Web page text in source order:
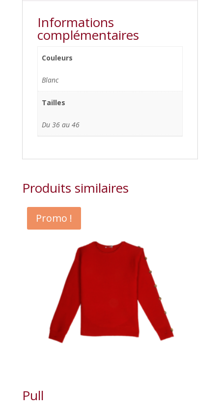
Informations
complémentaires
Couleurs
Blanc
Tailles
Du 36 au 46
Produits similaires
Promo !
Pull